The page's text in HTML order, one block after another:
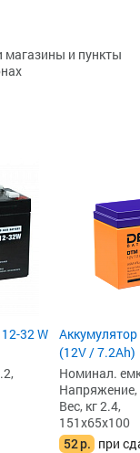
магазины и пункты
32 W
(12V / 7.2Ah)
Номинал.
Напряжение,
Вес, кг 2.4,
151x65x100
52р. при